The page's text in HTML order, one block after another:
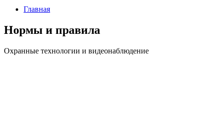
Главная
Нормы и правила
Охранные технологии и видеонаблюдение